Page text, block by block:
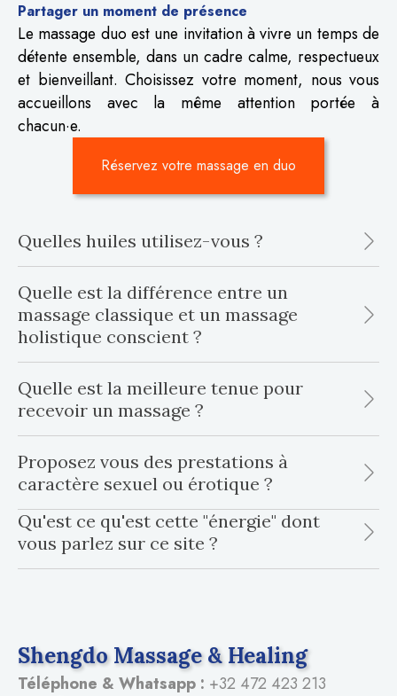
Partager un moment de présence
Le massage duo est une invitation à vivre un temps de
détente ensemble, dans un cadre calme, respectueux
et bienveillant. Choisissez votre moment, nous vous
accueillons avec la même attention portée à
chacun·e.
Réservez votre massage en duo
Quelles huiles utilisez-vous ?
Quelle est la différence entre un
massage classique et un massage
holistique conscient ?
Quelle est la meilleure tenue pour
recevoir un massage ?
Proposez vous des prestations à
caractère sexuel ou érotique ?
Qu'est ce qu'est cette "énergie" dont
vous parlez sur ce site ?
Shengdo Massage & Healing
Téléphone & Whatsapp : +32 472 423 213